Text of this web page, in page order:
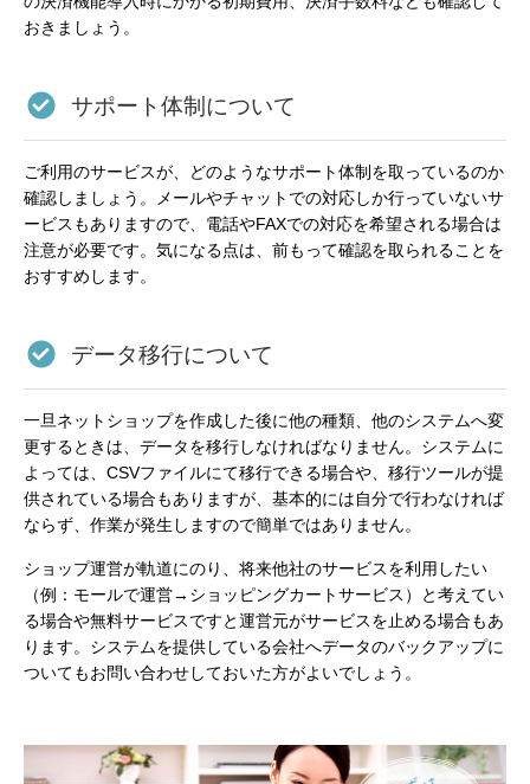
おきましょう。
サポート体制について
ご利用のサービスが、どのようなサポート体制を取っているのか
確認しましょう。メールやチャットでの対応しか行っていないサ
ービスもありますので、電話やFAXでの対応を希望される場合は
注意が必要です。気になる点は、前もって確認を取られることを
おすすめします。
データ移行について
一旦ネットショップを作成した後に他の種類、他のシステムへ変
更するときは、データを移行しなければなりません。システムに
よっては、CSVファイルにて移行できる場合や、移行ツールが提
供されている場合もありますが、基本的には自分で行わなければ
ならず、作業が発生しますので簡単ではありません。
ショップ運営が軌道にのり、将来他社のサービスを利用したい
（例：モールで運営→ショッピングカートサービス）と考えてい
る場合や無料サービスですと運営元がサービスを止める場合もあ
ります。システムを提供している会社へデータのバックアップに
ついてもお問い合わせしておいた方がよいでしょう。